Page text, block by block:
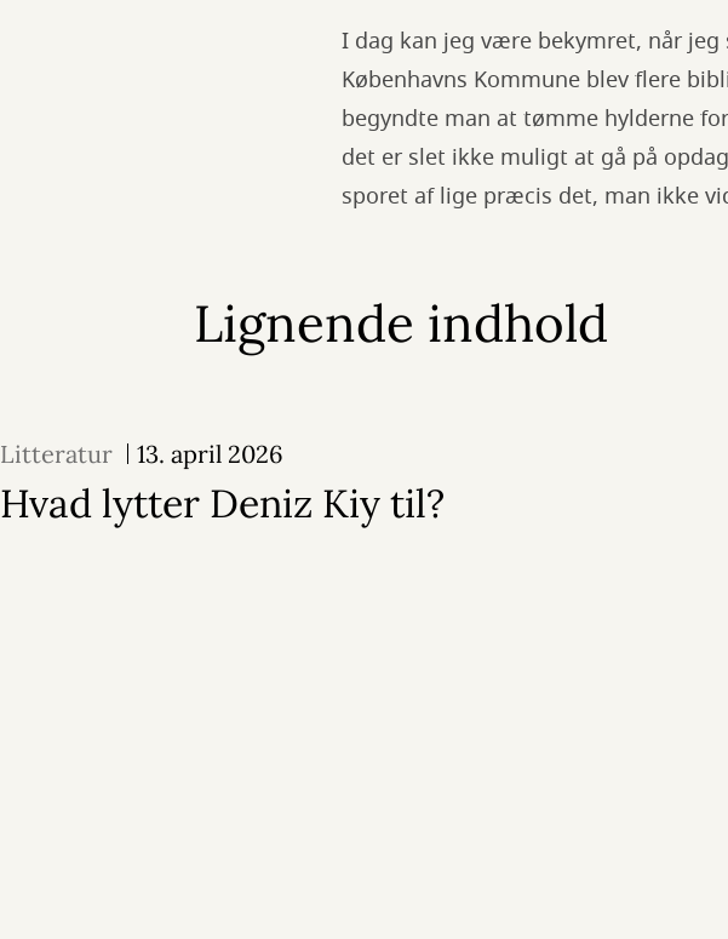
I dag kan jeg være bekymret, når
Københavns Kommune blev flere
begyndte man at tømme hylderne
det er slet ikke muligt at gå på
sporet af lige præcis det, man ikke
Lignende indhold
Litteratur 13. april 2026
Hvad lytter Deniz Kiy til?